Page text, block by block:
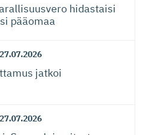
hidastaisi
pääomaa
27.07.2026
jatkoi
27.07.2026